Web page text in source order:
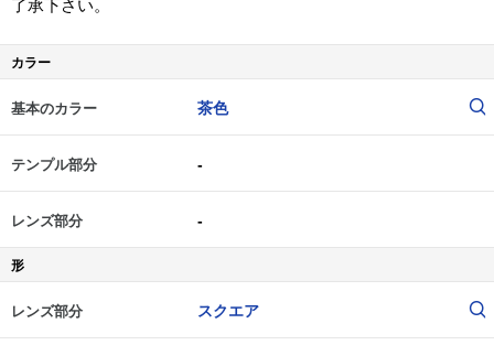
了承下さい。
カラー
基本のカラー 茶色
テンプル部分 -
レンズ部分 -
形
レンズ部分 スクエア